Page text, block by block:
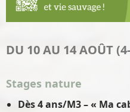
DU 10 AU 14 AOÛT
Stages nature
Dès 4 ans/M3 – « Ma